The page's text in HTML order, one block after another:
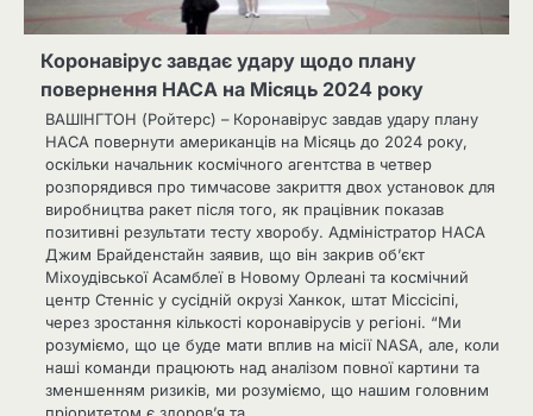
Коронавірус завдає удару щодо плану
повернення НАСА на Місяць 2024 року
ВАШІНГТОН (Ройтерс) – Коронавірус завдав удару плану
НАСА повернути американців на Місяць до 2024 року,
оскільки начальник космічного агентства в четвер
розпорядився про тимчасове закриття двох установок для
виробництва ракет після того, як працівник показав
позитивні результати тесту хворобу. Адміністратор НАСА
Джим Брайденстайн заявив, що він закрив об’єкт
Міхоудівської Асамблеї в Новому Орлеані та космічний
центр Стенніс у сусідній окрузі Ханкок, штат Міссісіпі,
через зростання кількості коронавірусів у регіоні. “Ми
розуміємо, що це буде мати вплив на місії NASA, але, коли
наші команди працюють над аналізом повної картини та
зменшенням ризиків, ми розуміємо, що нашим головним